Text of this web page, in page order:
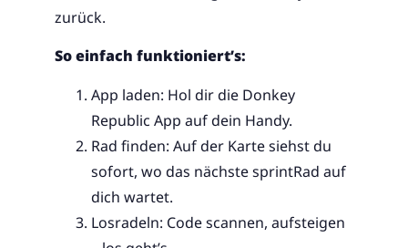
zurück.
So einfach funktioniert’s:
App laden: Hol dir die Donkey
Republic App auf dein Handy.
Rad finden: Auf der Karte siehst du
sofort, wo das nächste sprintRad auf
dich wartet.
Losradeln: Code scannen, aufsteigen